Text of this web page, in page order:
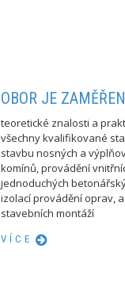
OBOR JE
teoretické znalosti a
všechny kvalifikované
stavbu nosných a
komínů, provádění
jednoduchých
izolací provádění oprav,
stavebních montáží
VÍCE